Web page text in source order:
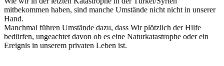
mitbekommen haben, sind manche Umstände nicht nicht in unserer
Hand.
Manchmal führen Umstände dazu, dass Wir plötzlich der Hilfe
bedürfen, ungeachtet davon ob es eine Naturkatastrophe oder ein
Ereignis in unserem privaten Leben ist.